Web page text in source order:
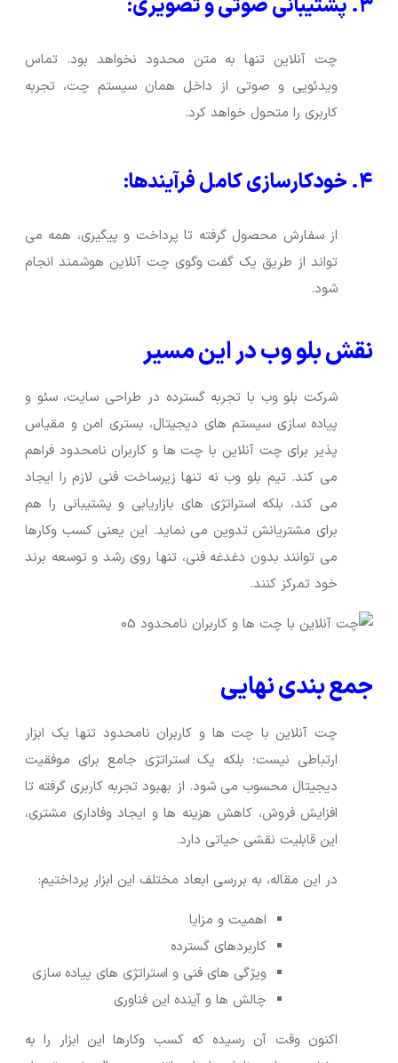
۳. پشتیبانی صوتی و تصویری:
چت آنلاین تنها به متن محدود نخواهد بود. تماس
ویدئویی و صوتی از داخل همان سیستم چت، تجربه
کاربری را متحول خواهد کرد.
۴. خودکارسازی کامل فرآیندها:
از سفارش محصول گرفته تا پرداخت و پیگیری، همه می
تواند از طریق یک گفت وگوی چت آنلاین هوشمند انجام
شود.
نقش بلو وب در این مسیر
شرکت بلو وب با تجربه گسترده در طراحی سایت، سئو و
پیاده سازی سیستم های دیجیتال، بستری امن و مقیاس
پذیر برای چت آنلاین با چت ها و کاربران نامحدود فراهم
می کند. تیم بلو وب نه تنها زیرساخت فنی لازم را ایجاد
می کند، بلکه استراتژی های بازاریابی و پشتیبانی را هم
برای مشتریانش تدوین می نماید. این یعنی کسب وکارها
می توانند بدون دغدغه فنی، تنها روی رشد و توسعه برند
خود تمرکز کنند.
جمع بندی نهایی
چت آنلاین با چت ها و کاربران نامحدود تنها یک ابزار
ارتباطی نیست؛ بلکه یک استراتژی جامع برای موفقیت
دیجیتال محسوب می شود. از بهبود تجربه کاربری گرفته تا
افزایش فروش، کاهش هزینه ها و ایجاد وفاداری مشتری،
این قابلیت نقشی حیاتی دارد.
در این مقاله، به بررسی ابعاد مختلف این ابزار پرداختیم:
اهمیت و مزایا
کاربردهای گسترده
ویژگی های فنی و استراتژی های پیاده سازی
چالش ها و آینده این فناوری
اکنون وقت آن رسیده که کسب وکارها این ابزار را به